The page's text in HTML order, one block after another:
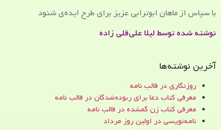
با سپاس از ماهان ابوترابی عزیز برای طرح ایده‌ی شنود
نوشته شده توسط لیلا علی‌قلی زاده
آخرین نوشته‌ها
روزنگاری در قالب نامه
معرفی کتاب دعا برای ربوده‌شدگان در قالب نامه
معرفی کتاب زن‌ گمشده در قالب نامه
نامه‌نویسی در اولین روز مرداد